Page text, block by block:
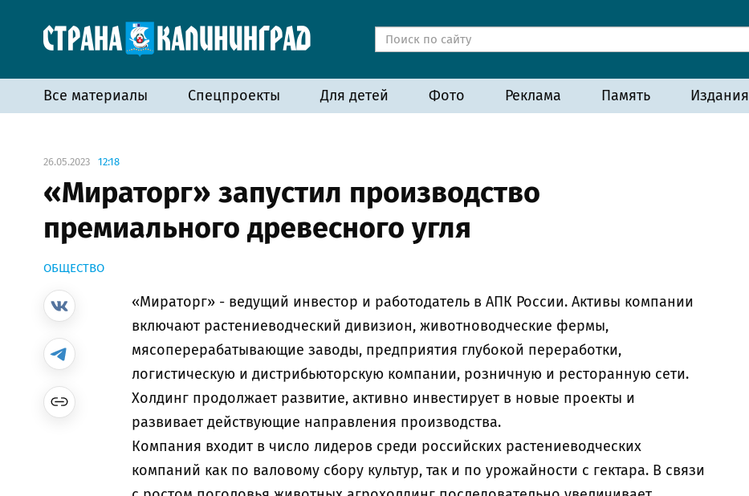
Все материалы Спецпроекты Для детей Фото Реклама Память Издания
26.05.2023 12:18
«Мираторг» запустил производство
премиального древесного угля
ОБЩЕСТВО
«Мираторг» - ведущий инвестор и работодатель в АПК России. Активы компании
включают растениеводческий дивизион, животноводческие фермы,
мясоперерабатывающие заводы, предприятия глубокой переработки,
логистическую и дистрибьюторскую компании, розничную и ресторанную сети.
Холдинг продолжает развитие, активно инвестирует в новые проекты и
развивает действующие направления производства.
Компания входит в число лидеров среди российских растениеводческих
компаний как по валовому сбору культур, так и по урожайности с гектара. В связи